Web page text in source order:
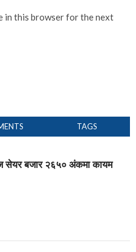
in this browser for the next
TAGS
बजार २६५० अंकमा कायम